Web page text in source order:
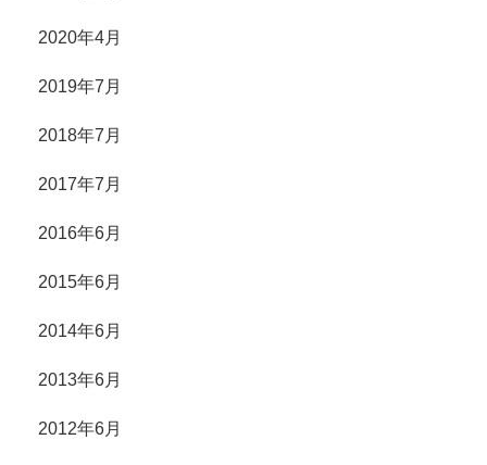
2020年4月
2019年7月
2018年7月
2017年7月
2016年6月
2015年6月
2014年6月
2013年6月
2012年6月